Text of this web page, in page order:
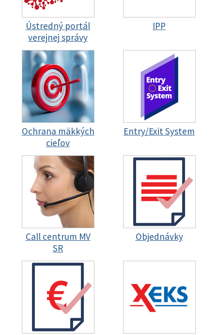
Ústredný portál
verejnej správy
IPP
Ochrana mäkkých
cieľov
Entry/Exit System
Call centrum MV
SR
Objednávky